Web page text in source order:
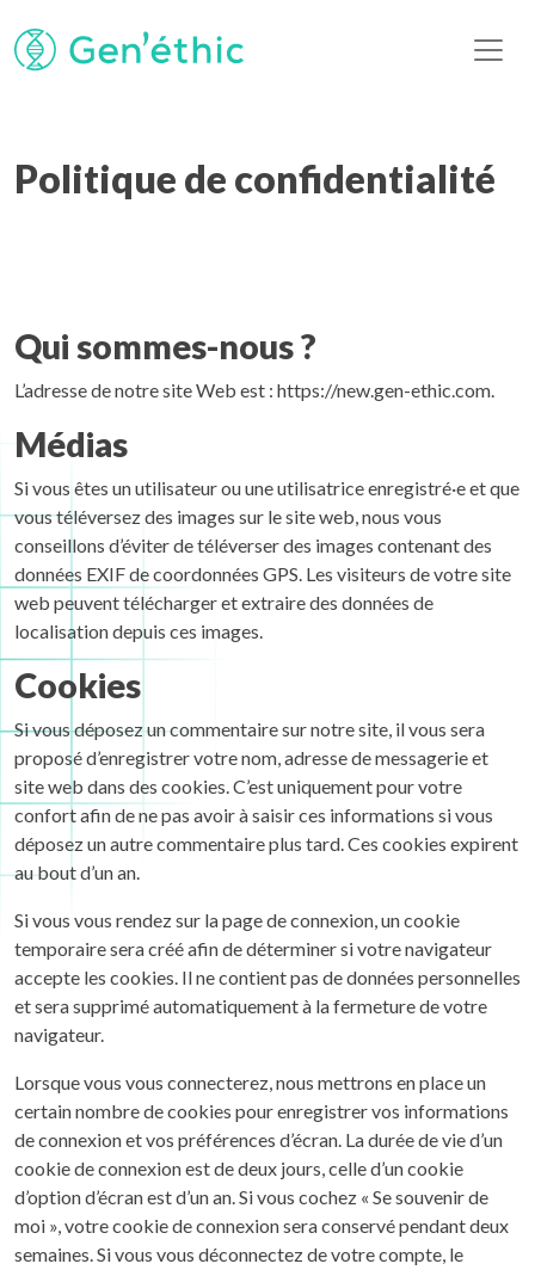
Politique de confidentialité
Qui sommes-nous ?
L’adresse de notre site Web est : https://new.gen-ethic.com.
Médias
Si vous êtes un utilisateur ou une utilisatrice enregistré·e et que
vous téléversez des images sur le site web, nous vous
conseillons d’éviter de téléverser des images contenant des
données EXIF de coordonnées GPS. Les visiteurs de votre site
web peuvent télécharger et extraire des données de
localisation depuis ces images.
Cookies
Si vous déposez un commentaire sur notre site, il vous sera
proposé d’enregistrer votre nom, adresse de messagerie et
site web dans des cookies. C’est uniquement pour votre
confort afin de ne pas avoir à saisir ces informations si vous
déposez un autre commentaire plus tard. Ces cookies expirent
au bout d’un an.
Si vous vous rendez sur la page de connexion, un cookie
temporaire sera créé afin de déterminer si votre navigateur
accepte les cookies. Il ne contient pas de données personnelles
et sera supprimé automatiquement à la fermeture de votre
navigateur.
Lorsque vous vous connecterez, nous mettrons en place un
certain nombre de cookies pour enregistrer vos informations
de connexion et vos préférences d’écran. La durée de vie d’un
cookie de connexion est de deux jours, celle d’un cookie
d’option d’écran est d’un an. Si vous cochez « Se souvenir de
moi », votre cookie de connexion sera conservé pendant deux
semaines. Si vous vous déconnectez de votre compte, le